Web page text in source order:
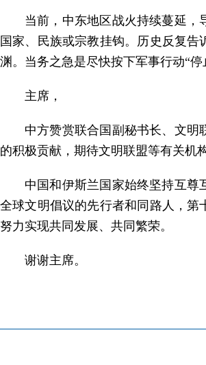
当前，中东地区战火持续蔓延
国家、民族或宗教挂钩。历史反复
渊。当务之急是尽快按下军事行动“
主席，
中方赞赏联合国副秘书长、文
的积极贡献，期待文明联盟等有关机
中国和伊斯兰国家始终坚持互
全球文明倡议的先行者和同路人，
努力实现共同发展、共同繁荣。
谢谢主席。